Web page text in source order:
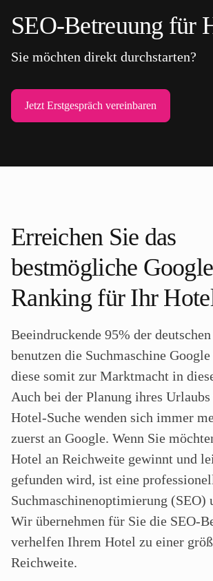
SEO-Betreuung für
Sie möchten direkt durchstarten?
Jetzt Erstgespräch vereinbaren
Erreichen Sie das
bestmögliche
Ranking für Ihr
Beeindruckende 95% der
benutzen die Suchmaschine
diese somit zur Marktmacht in
Auch bei der Planung ihres
Hotel-Suche wenden sich immer
zuerst an Google. Wenn Sie
Hotel an Reichweite gewinnt und
gefunden wird, ist eine
Suchmaschinenoptimierung (SEO)
Wir übernehmen für Sie die SEO-
verhelfen Ihrem Hotel zu einer
Reichweite.